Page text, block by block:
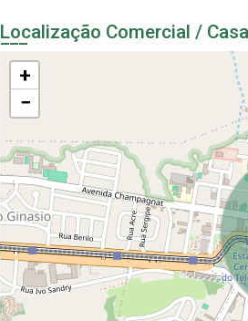
Localização Comercial /
+
−